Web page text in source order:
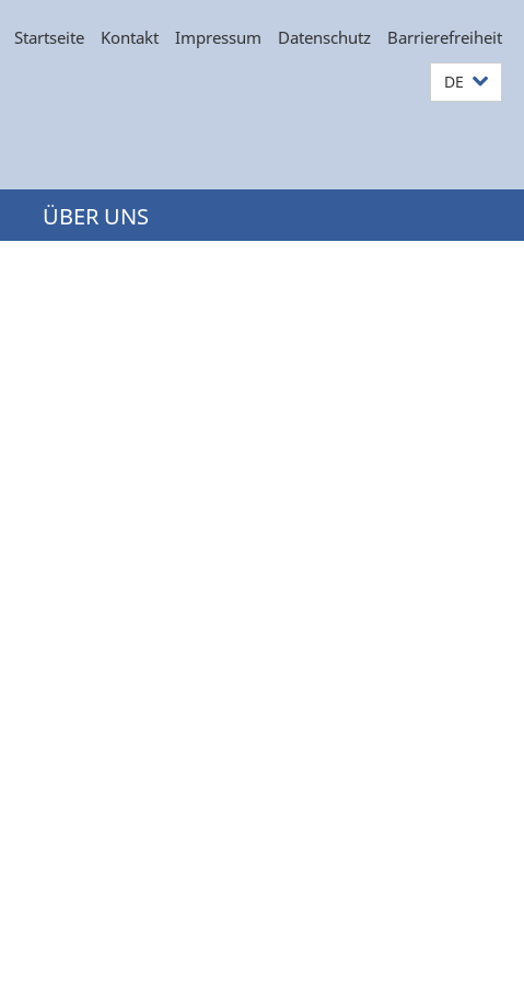
Startseite Kontakt Impressum Datenschutz Barrierefreiheit
DE
ÜBER UNS